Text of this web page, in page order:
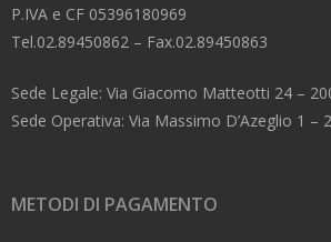
P.IVA e CF 05396180969
Tel.02.89450862 – Fax.02.89450863
Sede Legale: Via Giacomo Matteotti 24 –
Sede Operativa: Via Massimo D’Azeglio 1 –
METODI DI PAGAMENTO